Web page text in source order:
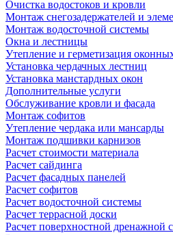
Очистка водостоков и кровли
Монтаж снегозадержателей и
Монтаж водосточной системы
Окна и лестницы
Утепление и герметизация
Установка чердачных лестниц
Установка манстардных окон
Дополнительные услуги
Обслуживание кровли и фасада
Монтаж софитов
Утепление чердака или мансарды
Монтаж подшивки карнизов
Расчет стоимости материала
Расчет сайдинга
Расчет фасадных панелей
Расчет софитов
Расчет водосточной системы
Расчет террасной доски
Расчет поверхностной дренажной